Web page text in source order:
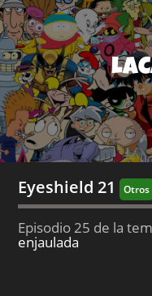
Eyeshield 21 Otros
Episodio 25 de la
enjaulada